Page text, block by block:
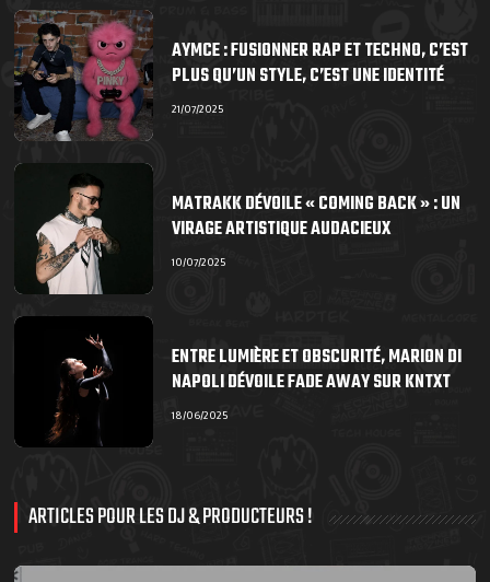
AYMCE : FUSIONNER RAP ET TECHNO, C’EST
PLUS QU’UN STYLE, C’EST UNE IDENTITÉ
21/07/2025
MATRAKK DÉVOILE « COMING BACK » : UN
VIRAGE ARTISTIQUE AUDACIEUX
10/07/2025
ENTRE LUMIÈRE ET OBSCURITÉ, MARION DI
NAPOLI DÉVOILE FADE AWAY SUR KNTXT
18/06/2025
ARTICLES POUR LES DJ & PRODUCTEURS !